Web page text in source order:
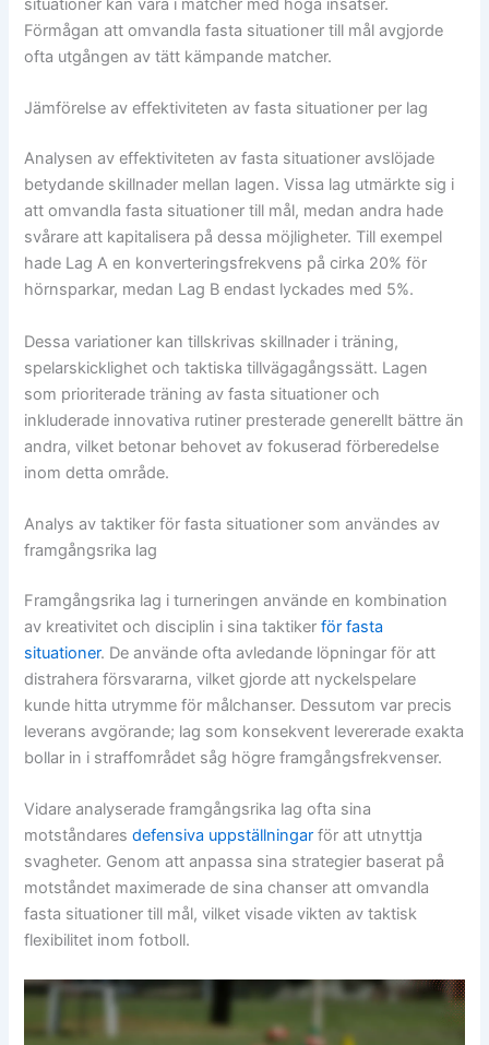
situationer kan vara i matcher med höga insatser.
Förmågan att omvandla fasta situationer till mål avgjorde
ofta utgången av tätt kämpande matcher.
Jämförelse av effektiviteten av fasta situationer per lag
Analysen av effektiviteten av fasta situationer avslöjade
betydande skillnader mellan lagen. Vissa lag utmärkte sig i
att omvandla fasta situationer till mål, medan andra hade
svårare att kapitalisera på dessa möjligheter. Till exempel
hade Lag A en konverteringsfrekvens på cirka 20% för
hörnsparkar, medan Lag B endast lyckades med 5%.
Dessa variationer kan tillskrivas skillnader i träning,
spelarskicklighet och taktiska tillvägagångssätt. Lagen
som prioriterade träning av fasta situationer och
inkluderade innovativa rutiner presterade generellt bättre än
andra, vilket betonar behovet av fokuserad förberedelse
inom detta område.
Analys av taktiker för fasta situationer som användes av
framgångsrika lag
Framgångsrika lag i turneringen använde en kombination
av kreativitet och disciplin i sina taktikerför fasta
situationer. De använde ofta avledande löpningar för att
distrahera försvararna, vilket gjorde att nyckelspelare
kunde hitta utrymme för målchanser. Dessutom var precis
leverans avgörande; lag som konsekvent levererade exakta
bollar in i straffområdet såg högre framgångsfrekvenser.
Vidare analyserade framgångsrika lag ofta sina
motståndaresdefensiva uppställningar för att utnyttja
svagheter. Genom att anpassa sina strategier baserat på
motståndet maximerade de sina chanser att omvandla
fasta situationer till mål, vilket visade vikten av taktisk
flexibilitet inom fotboll.